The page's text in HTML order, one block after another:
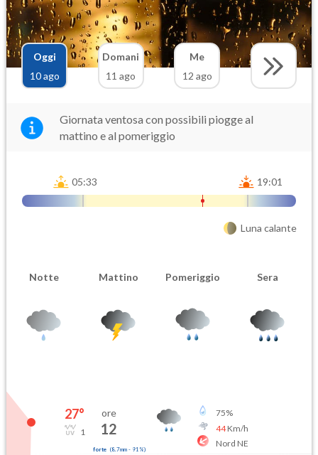
Oggi
10 ago
Domani
11 ago
Me
12 ago
Giornata ventosa con possibili piogge al
mattino e al pomeriggio
05:33 19:01
Luna calante
Notte Mattino Pomeriggio Sera
27°
1
ore
12
forte (8.7mm- 91 %)
75%
44Km/h
Nord NE